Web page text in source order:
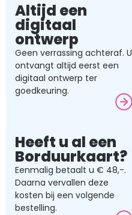
Altijd een
digitaal
ontwerp
Geen verrassing achteraf. U
ontvangt altijd eerst een
digitaal ontwerp ter
goedkeuring.
Heeft u al een
Borduurkaart?
Eenmalig betaalt u € 48,-.
Daarna vervallen deze
kosten bij een volgende
bestelling.